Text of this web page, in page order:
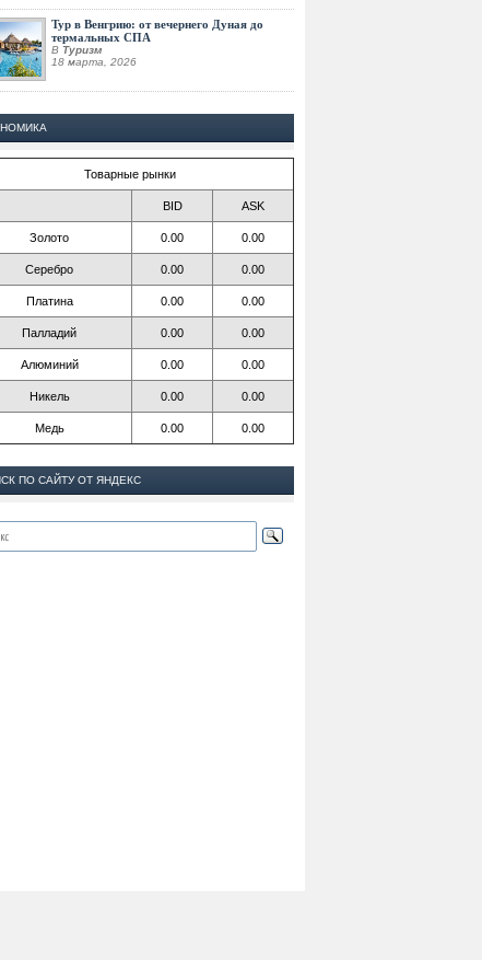
Тур в Венгрию: от вечернего Дуная до
термальных СПА
В Туризм
18 марта, 2026
Товарные рынки
BID ASK
Золото 0.00 0.00
Серебро 0.00 0.00
Платина 0.00 0.00
Палладий 0.00 0.00
Алюминий 0.00 0.00
Никель 0.00 0.00
Медь 0.00 0.00
ПО САЙТУ ОТ ЯНДЕКС